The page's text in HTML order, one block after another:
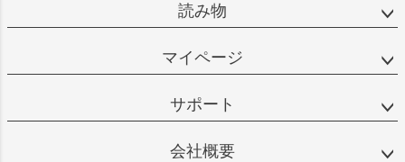
読み物
マイページ
サポート
会社概要